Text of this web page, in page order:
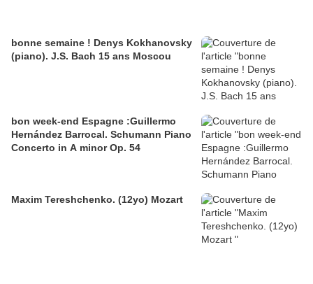
bonne semaine ! Denys Kokhanovsky
(piano). J.S. Bach 15 ans Moscou
bon week-end Espagne :Guillermo
Hernández Barrocal. Schumann Piano
Concerto in A minor Op. 54
Maxim Tereshchenko. (12yo) Mozart